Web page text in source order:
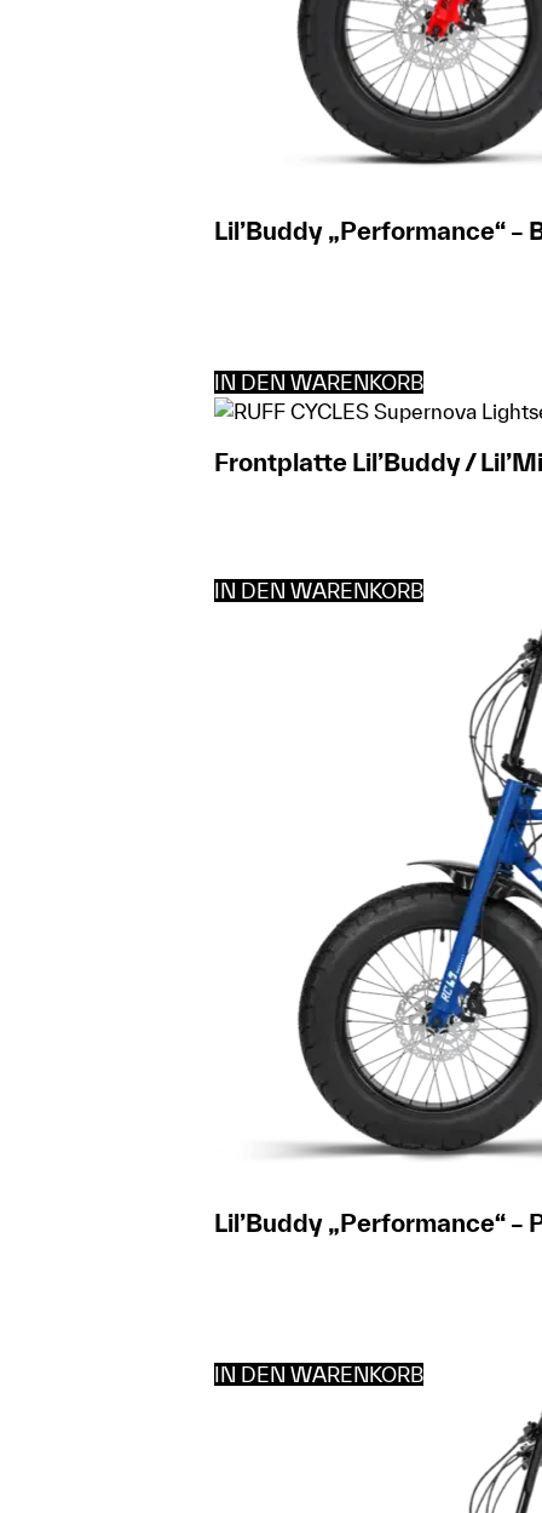
Lil’Buddy „Performance“ –
IN DEN WARENKORB
Frontplatte Lil’Buddy /
IN DEN WARENKORB
Lil’Buddy „Performance“ –
IN DEN WARENKORB